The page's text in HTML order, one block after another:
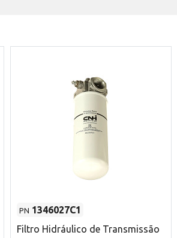
PN 1346027C1
Filtro Hidráulico de Transmissão